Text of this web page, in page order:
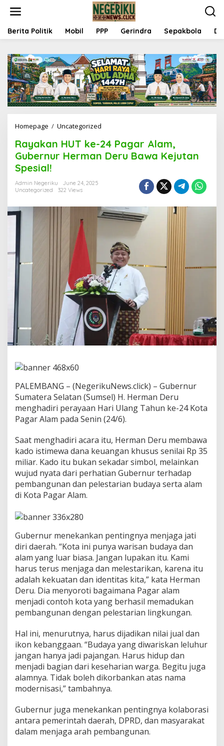
t
Berita Politik Mobil PPP Gerindra Sepakbola
Homepage / Uncategorized
y
T
k
P
a
g
a
r
l
a
r
n
u
r
H
r
m
a
n
D
e
a
K
e
j
t
a
n
S
s
i
a
l
!
Rayakan HUT ke-24 Pagar Alam,
Gubernur Herman Deru Bawa Kejutan
Spesial!
Admin Negeriku
June 24, 2025
Uncategorized
322 Views
PALEMBANG – (NegerikuNews.click) – Gubernur
Sumatera Selatan (Sumsel) H. Herman Deru
menghadiri perayaan Hari Ulang Tahun ke-24 Kota
Pagar Alam pada Senin (24/6).
Saat menghadiri acara itu, Herman Deru membawa
kado istimewa dana keuangan khusus senilai Rp 35
miliar. Kado itu bukan sekadar simbol, melainkan
wujud nyata dari perhatian Gubernur terhadap
pembangunan dan pelestarian budaya serta alam
di Kota Pagar Alam.
Gubernur menekankan pentingnya menjaga jati
diri daerah. “Kota ini punya warisan budaya dan
alam yang luar biasa. Jangan lupakan itu. Kami
harus terus menjaga dan melestarikan, karena itu
adalah kekuatan dan identitas kita,” kata Herman
Deru. Dia menyoroti bagaimana Pagar alam
menjadi contoh kota yang berhasil memadukan
pembangunan dengan pelestarian lingkungan.
Hal ini, menurutnya, harus dijadikan nilai jual dan
ikon kebanggaan. “Budaya yang diwariskan leluhur
jangan hanya jadi pajangan. Harus hidup dan
menjadi bagian dari keseharian warga. Begitu juga
alamnya. Tidak boleh dikorbankan atas nama
modernisasi,” tambahnya.
Gubernur juga menekankan pentingnya kolaborasi
antara pemerintah daerah, DPRD, dan masyarakat
dalam menjaga arah pembangunan.